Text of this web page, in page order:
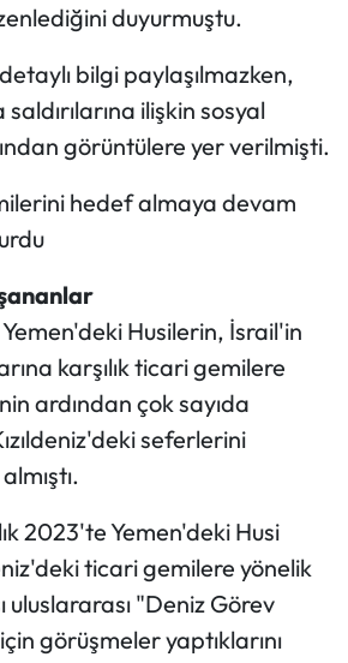
duyurmuştu.
bilgi paylaşılmazken,
ilişkin sosyal
görüntülere yer verilmişti.
hedef almaya devam
Husilerin, İsrail'in
karşılık ticari gemilere
ardından çok sayıda
seferlerini
2023'te Yemen'deki Husi
ticari gemilere yönelik
uluslararası "Deniz Görev
görüşmeler yaptıklarını